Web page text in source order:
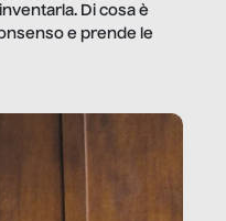
Di cosa è
e prende le